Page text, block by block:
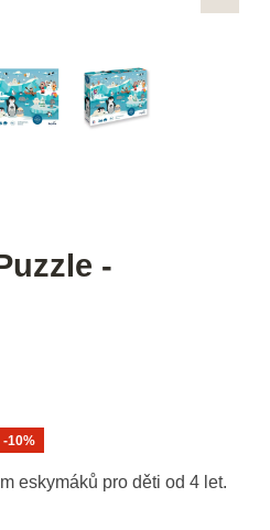
-
-10%
eskymáků pro děti od 4 let.